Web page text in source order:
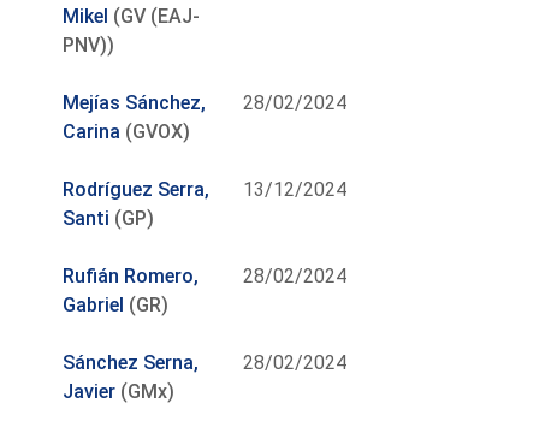
Mikel (GV (EAJ-
PNV))
Mejías Sánchez,
Carina (GVOX)
28/02/2024
Rodríguez Serra,
Santi (GP)
13/12/2024
Rufián Romero,
Gabriel (GR)
28/02/2024
Sánchez Serna,
Javier (GMx)
28/02/2024